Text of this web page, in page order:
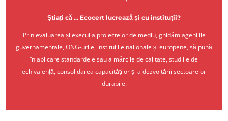
Știați că ... Ecocert lucrează și cu instituții?
Prin evaluarea și execuția proiectelor de mediu, ghidăm agențiile
guvernamentale, ONG-urile, instituțiile naționale și europene, să pună
în aplicare standardele sau a mărcile de calitate, studiile de
echivalență, consolidarea capacităților și a dezvoltării sectoarelor
durabile.